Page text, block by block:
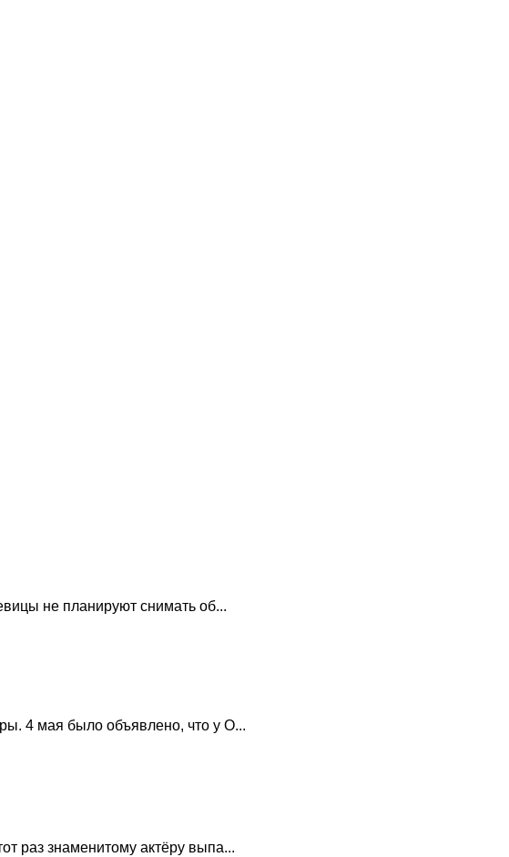
не планируют снимать об...
4 мая было объявлено, что у О...
раз знаменитому актёру выпа...